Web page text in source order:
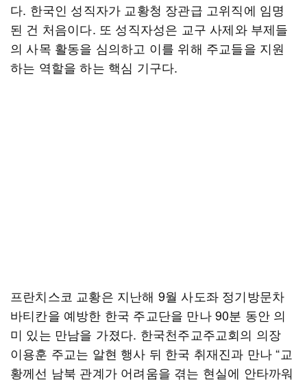
다. 한국인 성직자가 교황청 장관급 고위직에 임명
된 건 처음이다. 또 성직자성은 교구 사제와 부제들
의 사목 활동을 심의하고 이를 위해 주교들을 지원
하는 역할을 하는 핵심 기구다.
프란치스코 교황은 지난해 9월 사도좌 정기방문차
바티칸을 예방한 한국 주교단을 만나 90분 동안 의
미 있는 만남을 가졌다. 한국천주교주교회의 의장
이용훈 주교는 알현 행사 뒤 한국 취재진과 만나 “교
황께선 남북 관계가 어려움을 겪는 현실에 안타까워